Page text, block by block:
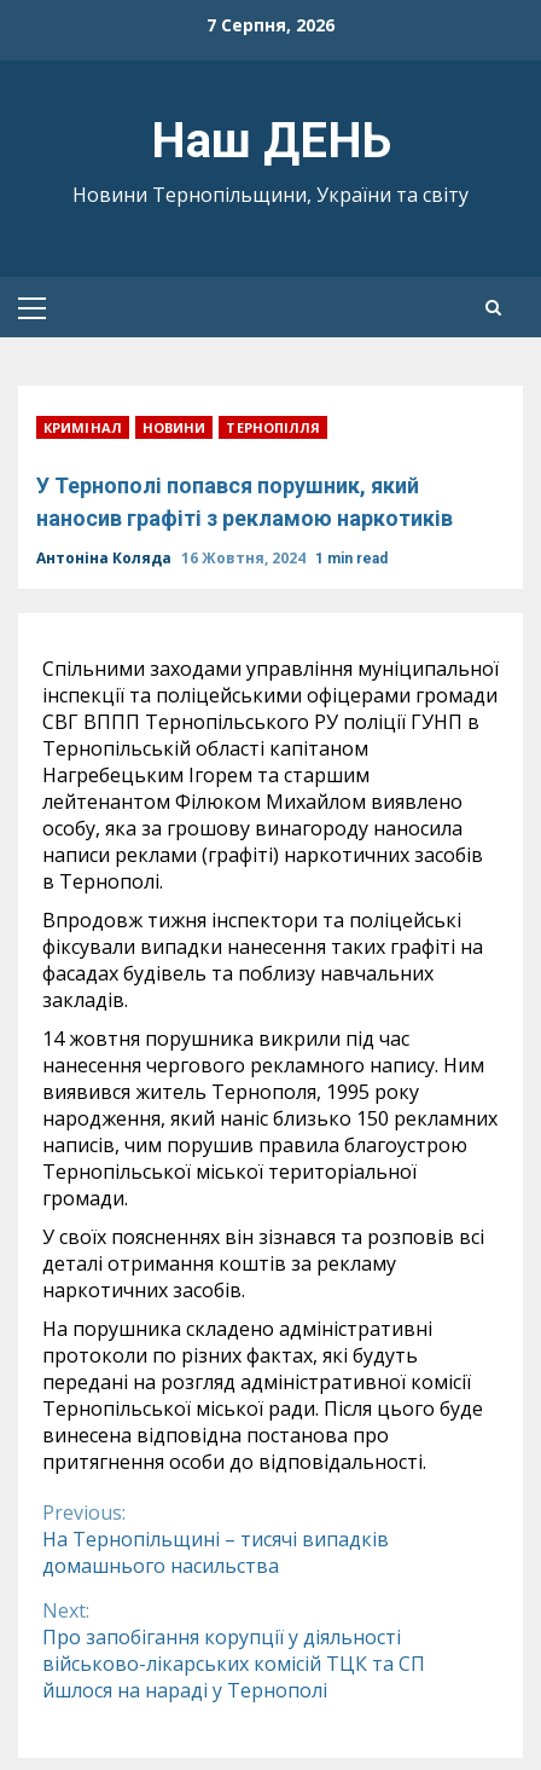
7 Серпня, 2026
Наш ДЕНЬ
Новини Тернопільщини, України та світу
Primary
КРИМІНАЛ НОВИНИ ТЕРНОПІЛЛЯ
У Тернополі попався порушник, який
наносив графіті з рекламою наркотиків
Антоніна Коляда 16 Жовтня, 2024 1 min read
Спільними заходами управління муніципальної
інспекції та поліцейськими офіцерами громади
СВГ ВППП Тернопільського РУ поліції ГУНП в
Тернопільській області капітаном
Нагребецьким Ігорем та старшим
лейтенантом Філюком Михайлом виявлено
особу, яка за грошову винагороду наносила
написи реклами (графіті) наркотичних засобів
в Тернополі.
Впродовж тижня інспектори та поліцейські
фіксували випадки нанесення таких графіті на
фасадах будівель та поблизу навчальних
закладів.
14 жовтня порушника викрили під час
нанесення чергового рекламного напису. Ним
виявився житель Тернополя, 1995 року
народження, який наніс близько 150 рекламних
написів, чим порушив правила благоустрою
Тернопільської міської територіальної
громади.
У своїх поясненнях він зізнався та розповів всі
деталі отримання коштів за рекламу
наркотичних засобів.
На порушника складено адміністративні
протоколи по різних фактах, які будуть
передані на розгляд адміністративної комісії
Тернопільської міської ради. Після цього буде
винесена відповідна постанова про
притягнення особи до відповідальності.
Continue
Reading
Previous:
На Тернопільщині – тисячі випадків
домашнього насильства
Next:
Про запобігання корупції у діяльності
військово-лікарських комісій ТЦК та СП
йшлося на нараді у Тернополі